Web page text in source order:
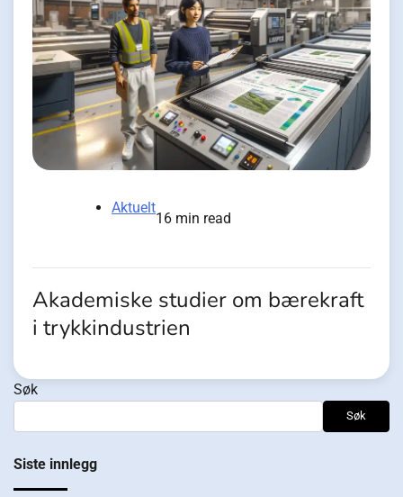
Aktuelt
16 min read
Akademiske studier om bærekraft
i trykkindustrien
Søk
Søk
Siste innlegg